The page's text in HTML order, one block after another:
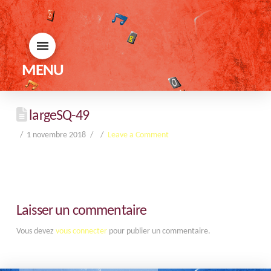
MENU
largeSQ-49
1 novembre 2018 Leave a Comment
Laisser un commentaire
Vous devez vous connecterpour publier un commentaire.